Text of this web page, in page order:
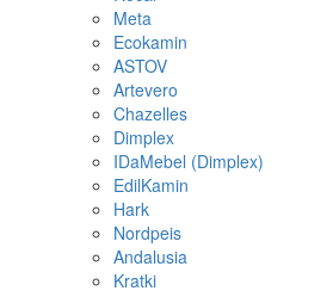
Meta
Ecokamin
ASTOV
Artevero
Chazelles
Dimplex
IDaMebel (Dimplex)
EdilKamin
Hark
Nordpeis
Andalusia
Kratki